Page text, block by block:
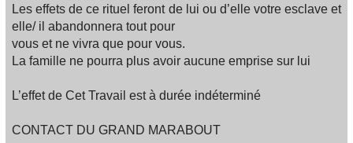
Les effets de ce rituel feront de lui ou d’elle votre esclave et
elle/ il abandonnera tout pour
vous et ne vivra que pour vous.
La famille ne pourra plus avoir aucune emprise sur lui
L’effet de Cet Travail est à durée indéterminé
CONTACT DU GRAND MARABOUT